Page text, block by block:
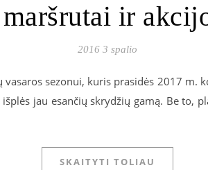
ir
2016 3 spalio
vasaros sezonui, kuris prasidės 2017 m.
jau esančių skrydžių gamą. Be to,
SKAITYTI TOLIAU